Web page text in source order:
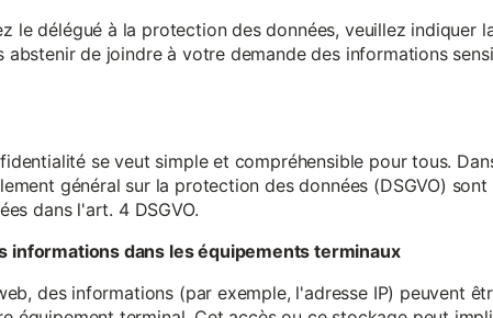
le délégué à la protection des données, veuillez indiquer
abstenir de joindre à votre demande des informations
se veut simple et compréhensible pour tous.
général sur la protection des données (DSGVO)
dans l'art. 4 DSGVO.
informations dans les équipements terminaux
des informations (par exemple, l'adresse IP) peuvent